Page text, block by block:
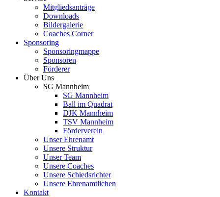
Mitgliedsanträge
Downloads
Bildergalerie
Coaches Corner
Sponsoring
Sponsoringmappe
Sponsoren
Förderer
Über Uns
SG Mannheim
SG Mannheim
Ball im Quadrat
DJK Mannheim
TSV Mannheim
Förderverein
Unser Ehrenamt
Unsere Struktur
Unser Team
Unsere Coaches
Unsere Schiedsrichter
Unsere Ehrenamtlichen
Kontakt